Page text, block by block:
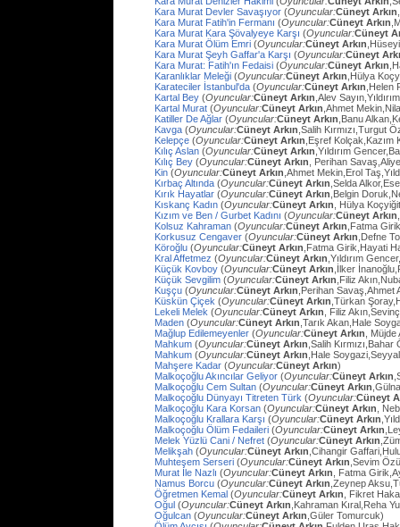
Kara Murat Devler Savaşıyor (Oyuncular:Cüneyt Arkın
Kara Murat Fatih'in Fermanı (Oyuncular:Cüneyt Arkın
Kara Murat Kara Şövalyeye Karşı (Oyuncular:Cüneyt
Kara Murat Ölüm Emri (Oyuncular:Cüneyt Arkın
Kara Murat Şeyh Gaffar'a Karşı (Oyuncular:Cüneyt
Kara Murat: Fatih'ın Fedaisi (Oyuncular:Cüneyt Arkın
Karanlıklar Meleği (Oyuncular:Cüneyt Arkın ,Hülya
Karateciler İstanbul'da (Oyuncular:Cüneyt Arkın ,Helen
Kartal Bey (Oyuncular:Cüneyt Arkın ,Alev
Kartal Murat (Oyuncular:Cüneyt Arkın ,Ahmet
Katiller De Ağlar (Oyuncular:Cüneyt Arkın ,Banu
Kavga (Oyuncular:Cüneyt Arkın ,Salih Kırmızı,Turgut
Kelepçe (Oyuncular:Cüneyt Arkın ,Eşref
Kılıç Aslan (Oyuncular:Cüneyt Arkın ,Yıldırım
Kılıç Bey (Oyuncular:Cüneyt Arkın , Perihan
Kin (Oyuncular:Cüneyt Arkın ,Ahmet Mekin,Erol
Kırbaç Altında (Oyuncular:Cüneyt Arkın ,Selda
Kırık Hayatlar (Oyuncular:Cüneyt Arkın ,Belgin
Kıskanç Kadın (Oyuncular:Cüneyt Arkın , Hülya
Kızım ve Ben / Gurbet Kadını (Oyuncular:Cüneyt Arkın
Kolsuz Kahraman (Oyuncular:Cüneyt Arkın ,Fatma
Korkusuz Cengaver (Oyuncular:Cüneyt Arkın ,Defne
Köroğlu (Oyuncular:Cüneyt Arkın ,Fatma Girik,Hayati
Kral Affetmez (Oyuncular:Cüneyt Arkın ,Yıldırım
Küçük Kovboy (Oyuncular:Cüneyt Arkın ,İlker
Küçük Sevgilim (Oyuncular:Cüneyt Arkın ,Filiz
Kuşçu (Oyuncular:Cüneyt Arkın ,Perihan
Küskün Çiçek (Oyuncular:Cüneyt Arkın ,Türkan
Lekeli Melek (Oyuncular:Cüneyt Arkın , Filiz
Maden (Oyuncular:Cüneyt Arkın ,Tarık Akan,Hale
Mağlup Edilemeyenler (Oyuncular:Cüneyt Arkın ,
Mahkum (Oyuncular:Cüneyt Arkın ,Salih
Mahkum (Oyuncular:Cüneyt Arkın ,Hale
Mahşere Kadar (Oyuncular:Cüneyt Arkın)
Malkoçoğlu Akıncılar Geliyor (Oyuncular:Cüneyt Arkın
Malkoçoğlu Cem Sultan (Oyuncular:Cüneyt Arkın
Malkoçoğlu Dünyayı Titreten Türk (Oyuncular:Cüneyt
Malkoçoğlu Kara Korsan (Oyuncular:Cüneyt Arkın ,
Malkoçoğlu Krallara Karşı (Oyuncular:Cüneyt Arkın
Malkoçoğlu Ölüm Fedaileri (Oyuncular:Cüneyt Arkın
Melek Yüzlü Cani / Nefret (Oyuncular:Cüneyt Arkın
Melikşah (Oyuncular:Cüneyt Arkın ,Cihangir
Muhteşem Serseri (Oyuncular:Cüneyt Arkın ,Sevim
Murat İle Nazlı (Oyuncular:Cüneyt Arkın , Fatma
Namus Borcu (Oyuncular:Cüneyt Arkın ,Zeynep
Öğretmen Kemal (Oyuncular:Cüneyt Arkın , Fikret
Oğul (Oyuncular:Cüneyt Arkın ,Kahraman Kıral,Reha
Oğulcan (Oyuncular:Cüneyt Arkın ,Güler Tomurcuk)